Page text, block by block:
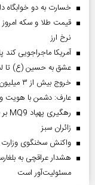
خسارت به دو خوابگاه
نرخ ارز
آمریکا ماجراجویی
عشق به حسین (ع) تا
خروج بیش از ۳ میلیون زائر از تمام مرز‌های کشور
عارف: دشمن با هویت
رهگیری پهپاد MQ9 بر فراز تنگه هرمز
‌زائران سبز
واکنش سخنگوی وزارت
هشدار عراقچی به
مسئولیت‌آور است